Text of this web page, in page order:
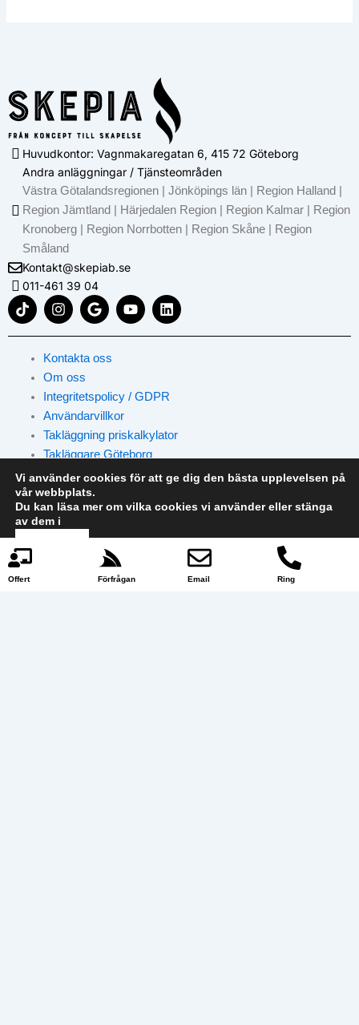
Huvudkontor: Vagnmakaregatan 6, 415 72 Göteborg
Andra anläggningar / Tjänsteområden
Västra Götalandsregionen | Jönköpings län | Region Halland |
Region Jämtland | Härjedalen Region | Region Kalmar | Region
Kronoberg | Region Norrbotten | Region Skåne | Region
Småland
Kontakt@skepiab.se
011-461 39 04
T
i
I
n
a
g
a
m
G
o
l
Y
o
L
i
n
Kontakta oss
Om oss
Integritetspolicy / GDPR
Användarvillkor
Takläggning priskalkylator
Takläggare Göteborg
Kunskapsbas
Offert Förfrågan Email Ring
Vi använder cookies för att ge dig den bästa upplevelsen på
vår webbplats.
Du kan läsa mer om vilka cookies vi använder eller stänga
av dem i
Acceptera Neka